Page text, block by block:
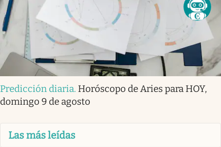
Predicción diaria. Horóscopo de Aries para HOY,
domingo 9 de agosto
Las más leídas